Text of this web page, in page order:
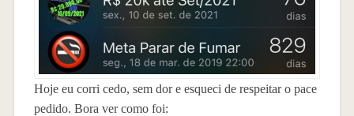
Hoje eu corri cedo, sem dor e esqueci de respeitar o pace
pedido. Bora ver como foi: